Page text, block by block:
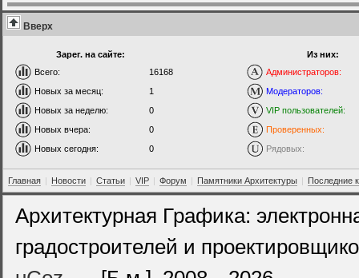
Вверх
Зарег. на сайте:
Всего:
16168
Новых за месяц:
1
Новых за неделю:
0
Новых вчера:
0
Новых сегодня:
0
Из них:
Администраторов:
Модераторов:
VIP пользователей:
Проверенных:
Рядовых:
Главная | Новости | Статьи | VIP | Форум | Памятники Архитектуры | Последние
Архитектурная Графика:
градостроителей и